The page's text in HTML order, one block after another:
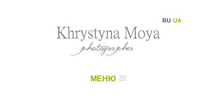
МЕНЮ
RU UA